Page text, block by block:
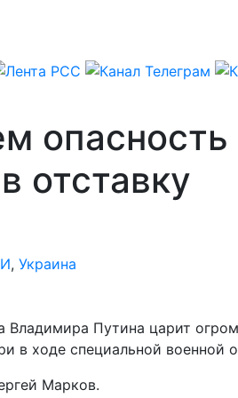
отставку
, Украина
Путина царит
в ходе специальной военной
Марков.